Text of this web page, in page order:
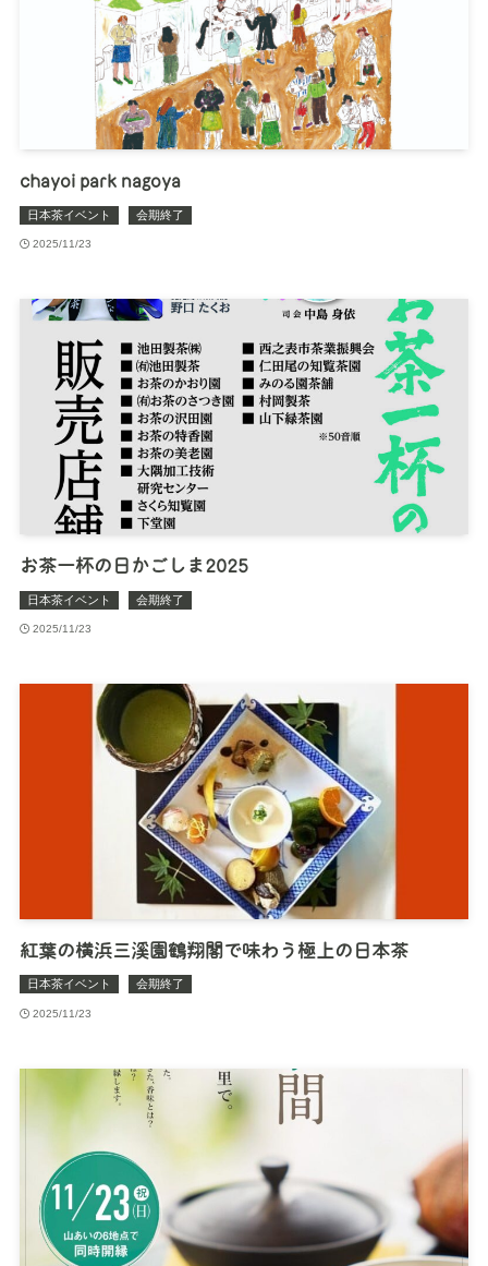
chayoi park nagoya
日本茶イベント 会期終了
2025/11/23
お茶一杯の日かごしま2025
日本茶イベント 会期終了
2025/11/23
紅葉の横浜三溪園鶴翔閣で味わう極上の日本茶
日本茶イベント 会期終了
2025/11/23